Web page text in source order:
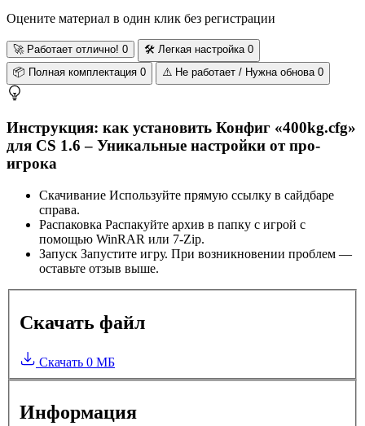
Оцените материал в один клик без регистрации
🚀Работает отлично! 0 🛠️ Легкая настройка 0
📦 Полная комплектация 0 ⚠️ Не работает / Нужна обнова 0
Инструкция: как установить Конфиг «400kg.cfg»
для CS 1.6 – Уникальные настройки от про-
игрока
Скачивание Используйте прямую ссылку в сайдбаре
справа.
Распаковка Распакуйте архив в папку с игрой с
помощью WinRAR или 7-Zip.
Запуск Запустите игру. При возникновении проблем —
оставьте отзыв выше.
Скачать файл
Скачать 0 МБ
Информация